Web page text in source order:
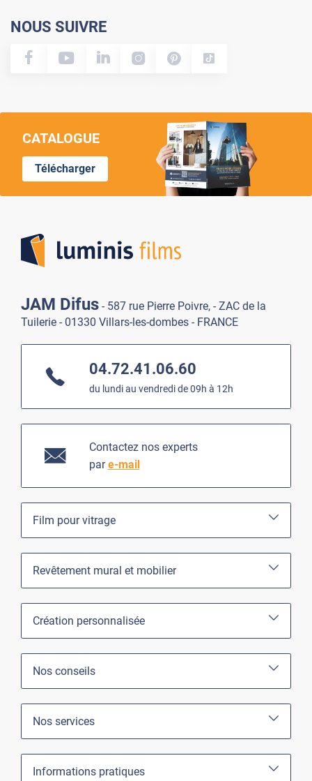
NOUS SUIVRE
CATALOGUE
Télécharger
JAM Difus - 587 rue Pierre Poivre, - ZAC de la
Tuilerie - 01330 Villars-les-dombes - FRANCE
04.72.41.06.60
du lundi au vendredi de 09h à 12h
Contactez nos experts
pare-mail
Film pour vitrage
Revêtement mural et mobilier
Création personnalisée
Nos conseils
Nos services
Informations pratiques